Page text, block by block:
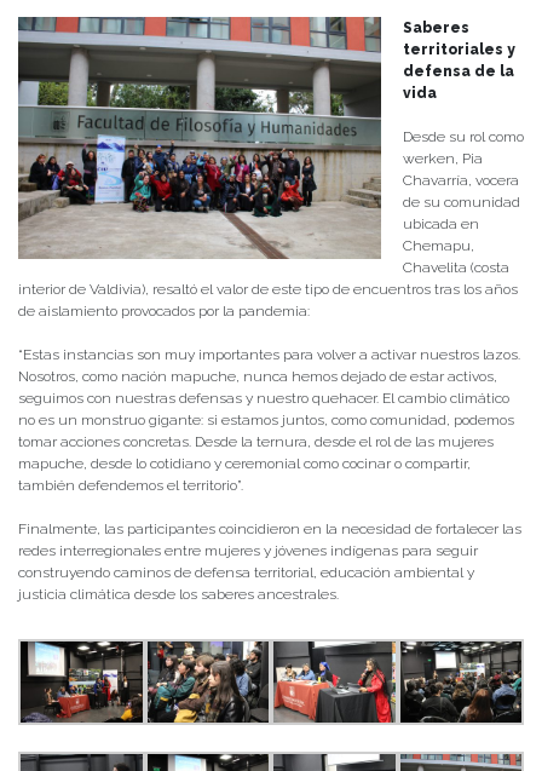
Saberes
territoriales y
defensa de la
vida
Desde su rol como
werken, Pia
Chavarría, vocera
de su comunidad
ubicada en
Chemapu,
Chavelita (costa
interior de Valdivia), resaltó el valor de este tipo de encuentros tras los años
de aislamiento provocados por la pandemia:
“Estas instancias son muy importantes para volver a activar nuestros lazos.
Nosotros, como nación mapuche, nunca hemos dejado de estar activos,
seguimos con nuestras defensas y nuestro quehacer. El cambio climático
no es un monstruo gigante: si estamos juntos, como comunidad, podemos
tomar acciones concretas. Desde la ternura, desde el rol de las mujeres
mapuche, desde lo cotidiano y ceremonial como cocinar o compartir,
también defendemos el territorio”.
Finalmente, las participantes coincidieron en la necesidad de fortalecer las
redes interregionales entre mujeres y jóvenes indígenas para seguir
construyendo caminos de defensa territorial, educación ambiental y
justicia climática desde los saberes ancestrales.